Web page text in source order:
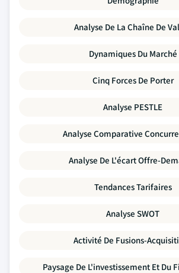
Analyse De La Chaîne De
Dynamiques Du Marché
Cinq Forces De Porter
Analyse PESTLE
Analyse Comparative
Analyse De L'écart Offre-
Tendances Tarifaires
Analyse SWOT
Activité De Fusions-
Paysage De L'investissement Et Du